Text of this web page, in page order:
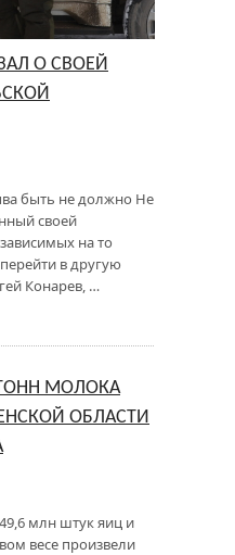
О СВОЕЙ
быть не должно Не
своей
на то
в другую
Конарев, …
МОЛОКА
ОБЛАСТИ
млн штук яиц и
весе произвели